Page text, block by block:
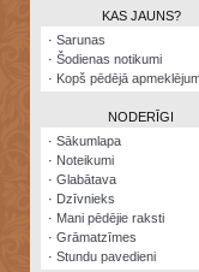
Šodienas
notikumi
Visatcera
almanahs
Arhīvs
KAS JAUNS?
· Sarunas
· Šodienas notikumi
· Kopš pēdējā
NODERĪGI
· Sākumlapa
· Noteikumi
· Glabātava
· Dzīvnieks
· Mani pēdējie raksti
· Grāmatzīmes
· Stundu pavedieni